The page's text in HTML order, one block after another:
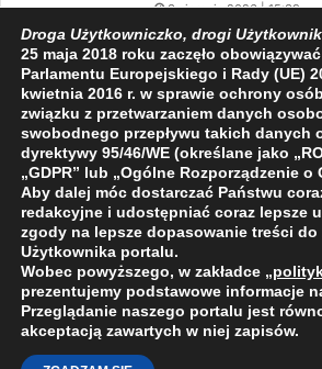
3 sierpnia 2026 | 15:39
Facebook
X
2009 - 2026 © Wszelkie prawa
O NAS
REDAKCJA
Droga Użytkowniczko, drogi
25 maja 2018 roku zaczęło
Parlamentu Europejskiego i Rady (UE)
kwietnia 2016 r. w sprawie ochrony
związku z przetwarzaniem danych
swobodnego przepływu takich danych
dyrektywy 95/46/WE (określane jako
„GDPR” lub „Ogólne Rozporządzenie o
Aby dalej móc dostarczać Państwu
redakcyjne i udostępniać coraz lepsze
zgody na lepsze dopasowanie treści do
Użytkownika portalu.
Wobec powyższego, w zakładce
prezentujemy podstawowe informacje
Przeglądanie naszego portalu jest
akceptacją zawartych w niej zapisów.